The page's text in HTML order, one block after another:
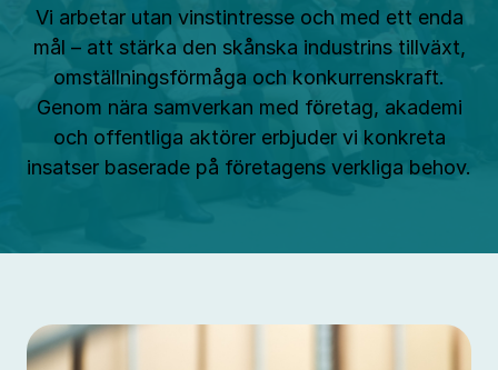
Vi arbetar utan vinstintresse och med ett enda
mål – att stärka den skånska industrins tillväxt,
omställningsförmåga och konkurrenskraft.
Genom nära samverkan med företag, akademi
och offentliga aktörer erbjuder vi konkreta
insatser baserade på företagens verkliga behov.